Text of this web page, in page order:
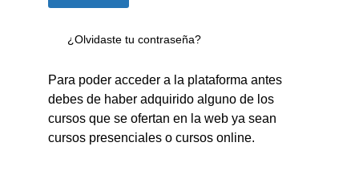
¿Olvidaste tu contraseña?
Para poder acceder a la plataforma antes
debes de haber adquirido alguno de los
cursos que se ofertan en la web ya sean
cursos presenciales o cursos online.